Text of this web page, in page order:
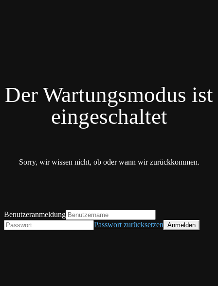
Der Wartungsmodus ist
eingeschaltet
Sorry, wir wissen nicht, ob oder wann wir zurückkommen.
Benutzeranmeldung
Passwort zurücksetzen